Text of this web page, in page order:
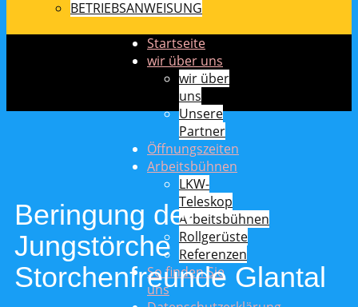
BETRIEBSANWEISUNG
Startseite
wir über uns
wir über
uns
Unsere
Partner
Öffnungszeiten
Arbeitsbühnen
LKW-
Teleskop
Arbeitsbühnen
Rollgerüste
Referenzen
So finden Sie
uns
Beringung der
Jungstörche –
Storchenfreunde Glantal